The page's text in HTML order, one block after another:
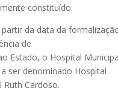
constituído.
partir da data da
de
Estado, o Hospital
ser denominado Hospital
Ruth Cardoso.